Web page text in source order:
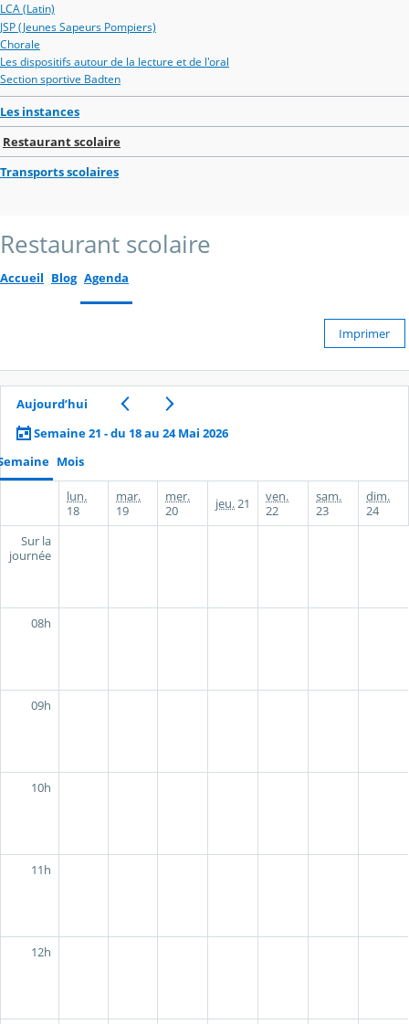
LCA (Latin)
JSP (Jeunes Sapeurs Pompiers)
Chorale
Les dispositifs autour de la lecture et de l'oral
Section sportive Badten
Les instances
Restaurant scolaire
Transports scolaires
Restaurant scolaire
Accueil Blog Agenda
Imprimer
Aujourd’hui
Semaine 21 - du 18 au 24 Mai 2026
Mois
lun.
18
mar.
19
mer.
20
jeu.21
ven.
22
sam.
23
dim.
24
Sur la
journée
08h
09h
10h
11h
12h